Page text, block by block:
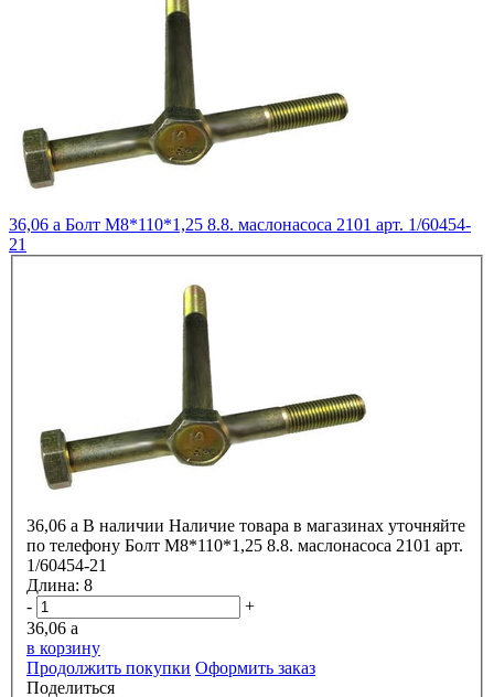
36,06 a Болт М8*110*1,25 8.8. маслонасоса 2101 арт. 1/60454-
21
36,06 a В наличии Наличие товара в магазинах уточняйте
по телефону Болт М8*110*1,25 8.8. маслонасоса 2101 арт.
1/60454-21
Длина: 8
-
+
36,06 a
в корзину
Продолжить покупки Оформить заказ
Поделиться